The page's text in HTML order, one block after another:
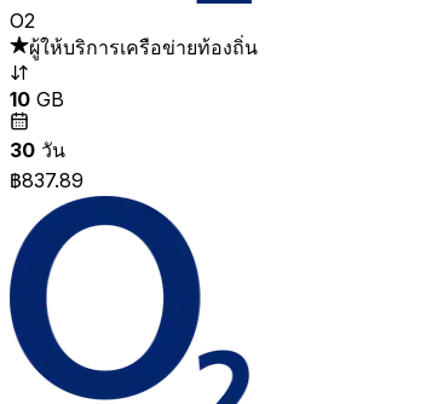
O2
ผู้ให้บริการเครือข่ายท้องถิ่น
10 GB
30 วัน
฿837.89